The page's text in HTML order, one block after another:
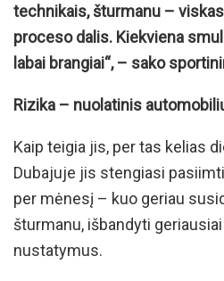
technikais, šturmanu –
proceso dalis. Kiekviena
labai brangiai“, – sako
Rizika – nuolatinis
Kaip teigia jis, per tas kelias
Dubajuje jis stengiasi
per mėnesį – kuo geriau
šturmanu, išbandyti
nustatymus.